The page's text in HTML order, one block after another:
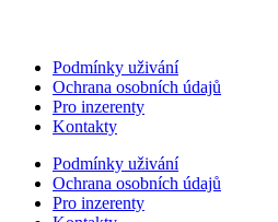
Podmínky uživání
Ochrana osobních údajů
Pro inzerenty
Kontakty
Podmínky uživání
Ochrana osobních údajů
Pro inzerenty